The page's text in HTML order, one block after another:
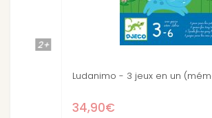
Ludanimo - 3 jeux en un (mémo,